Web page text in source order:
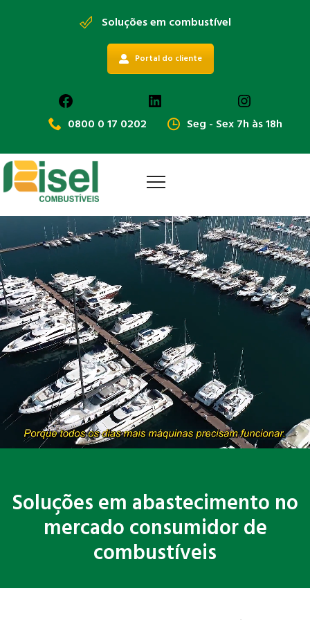
Soluções em combustível
Portal do cliente
Facebook LinkedIn Instagram
0800 0 17 0202 Seg - Sex 7h às 18h
Soluções em abastecimento no
mercado consumidor de
combustíveis